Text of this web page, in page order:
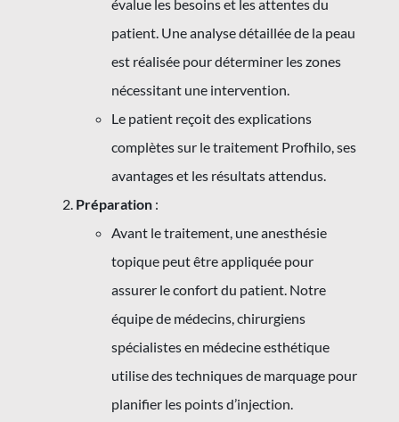
évalue les besoins et les attentes du
patient. Une analyse détaillée de la peau
est réalisée pour déterminer les zones
nécessitant une intervention.
Le patient reçoit des explications
complètes sur le traitement Profhilo, ses
avantages et les résultats attendus.
Préparation:
Avant le traitement, une anesthésie
topique peut être appliquée pour
assurer le confort du patient. Notre
équipe de médecins, chirurgiens
spécialistes en médecine esthétique
utilise des techniques de marquage pour
planifier les points d’injection.